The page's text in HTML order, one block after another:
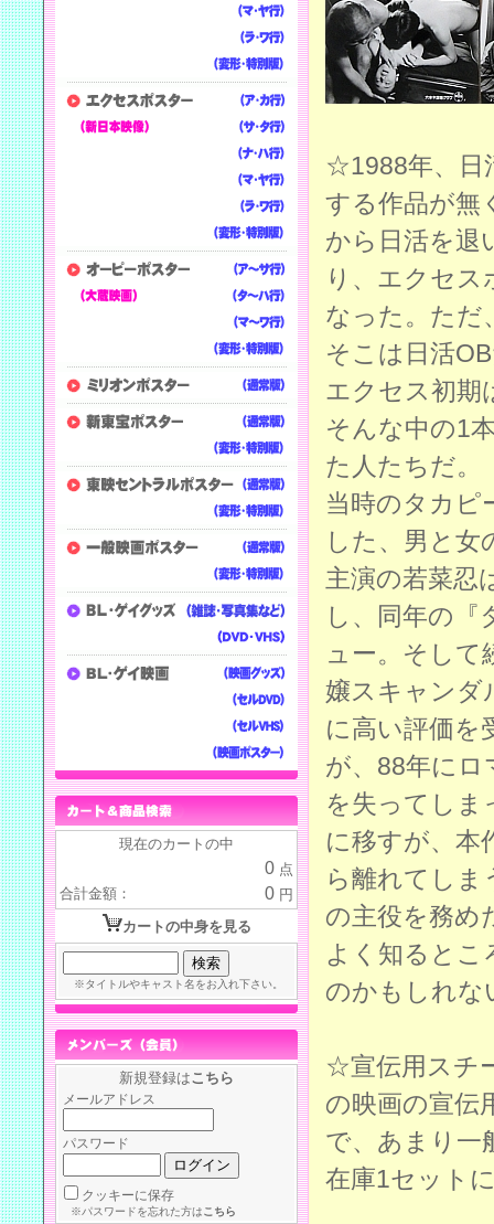
☆1988年、日
する作品が無
から日活を退
り、エクセ
なった。ただ
そこは日活
エクセス初期
そんな中の1
た人たちだ。
当時のタカピ
した、男と女
主演の若菜忍
し、同年の
ュー。そして
嬢スキャン
に高い評価を
が、88年にロ
を失ってしま
に移すが、本
ら離れてしま
の主役を務め
よく知るとこ
のかもしれな
☆宣伝用スチ
の映画の宣伝
で、あまり一
在庫1セット
現在のカートの中
0 点
合計金額：
0 円
カートの中身を見る
※タイトルやキャスト名をお入れ下さい。
新規登録はこちら
メールアドレス
パスワード
クッキーに保存
※パスワードを忘れた方はこちら